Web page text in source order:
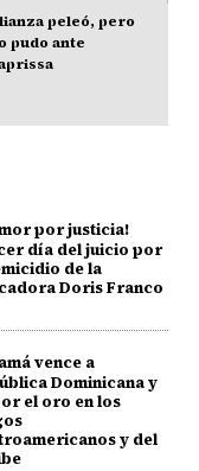
peleó, pero
pudo ante
por justicia!
día del juicio por
de la
Doris Franco
vence a
Dominicana y
el oro en los
y del